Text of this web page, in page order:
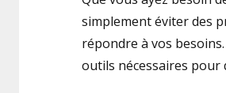
simplement éviter des
répondre à vos
outils nécessaires pour